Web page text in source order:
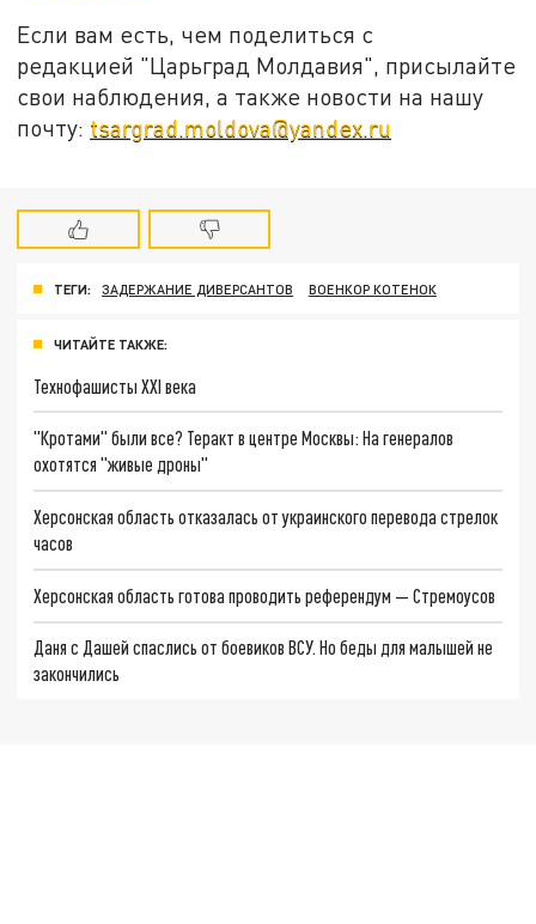
Если вам есть, чем поделиться с
редакцией "Царьград Молдавия", присылайте
свои наблюдения, а также новости на нашу
почту: tsargrad.moldova@yandex.ru
ТЕГИ: ЗАДЕРЖАНИЕ ДИВЕРСАНТОВ ВОЕНКОР КОТЕНОК
ЧИТАЙТЕ ТАКЖЕ:
Технофашисты XXI века
"Кротами" были все? Теракт в центре Москвы: На генералов
охотятся "живые дроны"
Херсонская область отказалась от украинского перевода стрелок
часов
Херсонская область готова проводить референдум — Стремоусов
Даня с Дашей спаслись от боевиков ВСУ. Но беды для малышей не
закончились